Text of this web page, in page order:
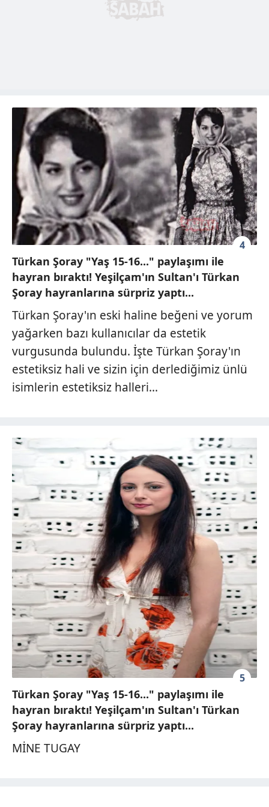
4
Türkan Şoray "Yaş 15-16..." paylaşımı ile
hayran bıraktı! Yeşilçam'ın Sultan'ı Türkan
Şoray hayranlarına sürpriz yaptı...
Türkan Şoray'ın eski haline beğeni ve yorum
yağarken bazı kullanıcılar da estetik
vurgusunda bulundu. İşte Türkan Şoray'ın
estetiksiz hali ve sizin için derlediğimiz ünlü
isimlerin estetiksiz halleri...
5
Türkan Şoray "Yaş 15-16..." paylaşımı ile
hayran bıraktı! Yeşilçam'ın Sultan'ı Türkan
Şoray hayranlarına sürpriz yaptı...
MİNE TUGAY